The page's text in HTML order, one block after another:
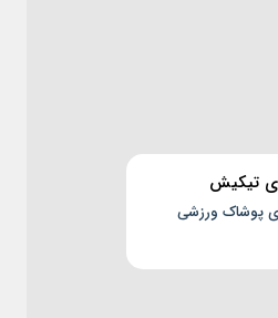
تیکیش
پوشاک ورزشی